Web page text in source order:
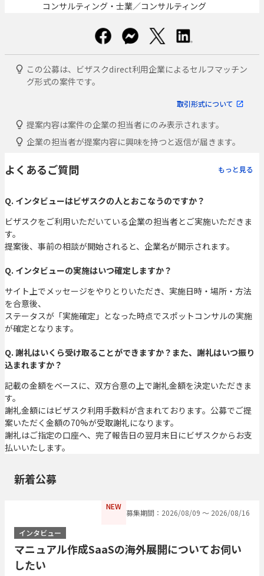
コンサルティング・士業／コンサルティング
この公募は、ビザスクdirect利用企業によるセルフマッチン
グ形式の案件です。
取引形式について
提案内容は案件の企業の担当者にのみ表示されます。
企業の担当者が提案内容に興味を持つと返信が届きます。
よくあるご質問 もっと見る
Q. インタビューはビザスクの人とおこなうのですか？
ビザスクをご利用いただいている企業の担当者とご実施いただきま
す。
提案後、事前の相談が開始されると、企業名が開示されます。
Q. インタビューの実施はいつ確定しますか？
サイト上でメッセージをやりとりいただき、実施日時・場所・方法
を合意後、
ステータスが「実施確定」となった時点でスポットコンサルの実施
が確定となります。
Q. 謝礼はいくら受け取ることができますか？また、謝礼はいつ振り
込まれますか？
記載の金額をベースに、双方合意の上で謝礼金額を決定いただきま
す。
謝礼金額にはビザスク利用手数料が含まれております。公募でご提
案いただく金額の70%が受取謝礼になります。
謝礼はご指定の口座へ、完了報告日の翌月末日にビザスクからお支
払いいたします。
新着公募
NEW
募集期間：2026/08/09 〜 2026/08/16
インタビュー
マニュアル作成SaaSの海外展開についてお伺い
したい